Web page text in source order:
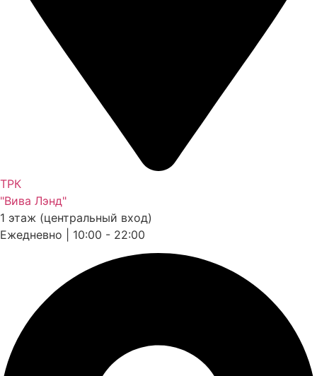
ТРК
"Вива Лэнд"
1 этаж (центральный вход)
Ежедневно | 10:00 - 22:00